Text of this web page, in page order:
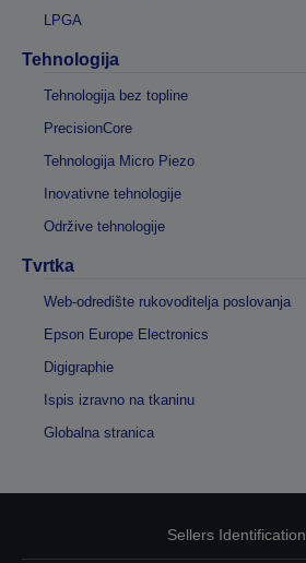
LPGA
Tehnologija
Tehnologija bez topline
PrecisionCore
Tehnologija Micro Piezo
Inovativne tehnologije
Održive tehnologije
Tvrtka
Web-odredište rukovoditelja poslovanja
Epson Europe Electronics
Digigraphie
Ispis izravno na tkaninu
Globalna stranica
Sellers Identification